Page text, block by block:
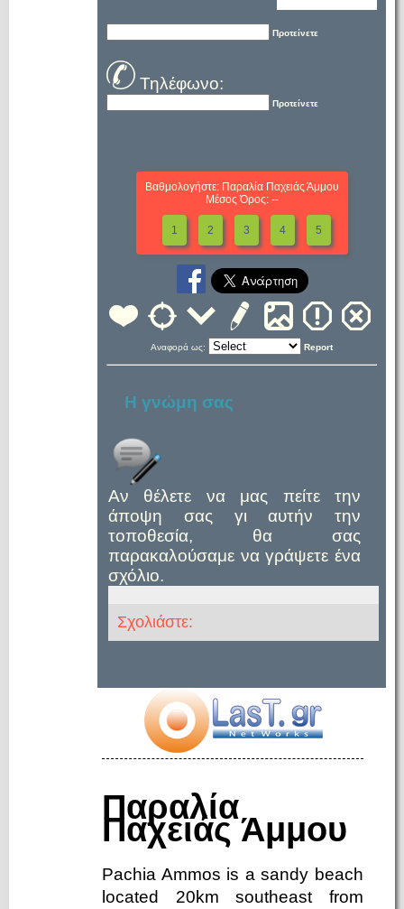
Προτείνετε
Τηλέφωνο:
Προτείνετε
Βαθμολογήστε: Παραλία Παχειάς Άμμου
Μέσος Όρος: --
1 2 3 4 5
Αναφορά ως: Report
Η γνώμη σας
Αν θέλετε να μας πείτε την
άποψη σας γι αυτήν την
τοποθεσία, θα σας
παρακαλούσαμε να γράψετε ένα
σχόλιο.
Σχολιάστε:
Παραλία
Παχειάς Άμμου
Pachia Ammos is a sandy beach
located 20km southeast from